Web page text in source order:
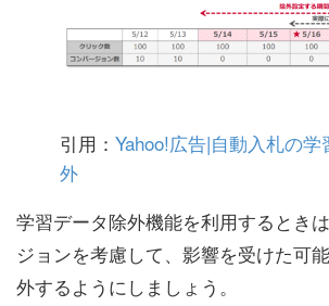
引用： Yahoo!広告|自動入札の学
外
学習データ除外機能を利用するとき
ジョンを考慮して、影響を受けた可
外するようにしましょう。